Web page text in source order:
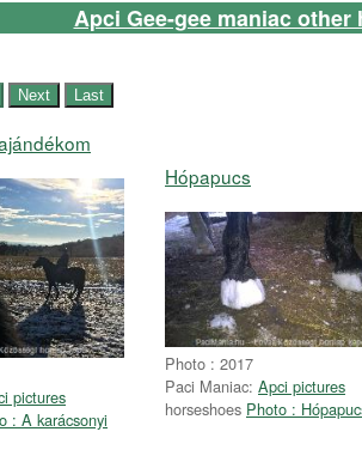
Apci Gee-gee maniac
pictures
: A karácsonyi
Hópapucs
Photo : 2017
Paci Maniac: Apci pictures
horseshoes Photo :